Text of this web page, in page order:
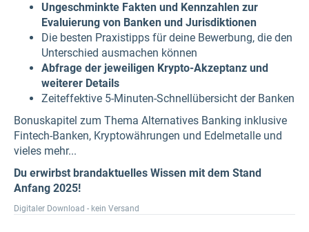
Ungeschminkte Fakten und Kennzahlen zur
Evaluierung von Banken und Jurisdiktionen
Die besten Praxistipps für deine Bewerbung, die den
Unterschied ausmachen können
Abfrage der jeweiligen Krypto-Akzeptanz und
weiterer Details
Zeiteffektive 5-Minuten-Schnellübersicht der Banken
Bonuskapitel zum Thema Alternatives Banking inklusive
Fintech-Banken, Kryptowährungen und Edelmetalle und
vieles mehr...
Du erwirbst brandaktuelles Wissen mit dem Stand
Anfang 2025!
Digitaler Download - kein Versand